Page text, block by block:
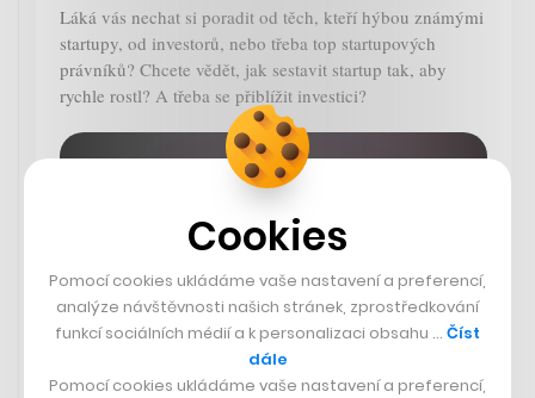
Láká vás nechat si poradit od těch, kteří hýbou známými
startupy, od investorů, nebo třeba top startupových
právníků? Chcete vědět, jak sestavit startup tak, aby
rychle rostl? A třeba se přiblížit investici?
Cookies
Pomocí cookies ukládáme vaše nastavení a preferencí,
analýze návštěvnosti našich stránek, zprostředkování
funkcí sociálních médií a k personalizaci obsahu … Číst
dále
Pomocí cookies ukládáme vaše nastavení a preferencí,